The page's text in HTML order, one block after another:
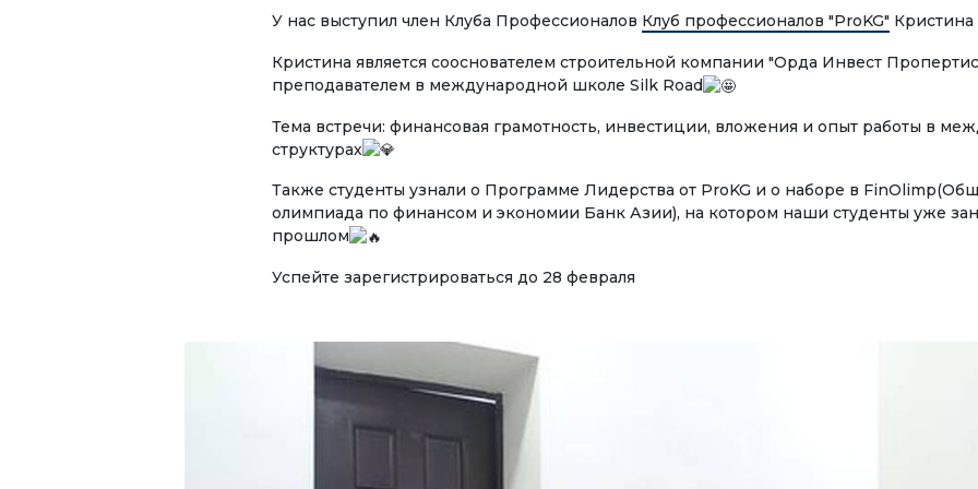
УНИВЕРСИТЕТ
Биз жөнүндө
Ректордун кайрылуусу
Ченемдик документтер
Коллегиялык органдар
Нормативдик документтер
Сунуштар жана арыздар
Адистик
ОКУТУУ БАГЫТЫ
Экономика
бизнести башкаруу
Дарылоо иши
ЭЛЕКТРОНДУК БИЛИМ БЕРҮҮ
Ачык билим берүү
КЫЗМАТТАШУУ
Эл аралык уюмдар
кызматташуу
У нас выступил член Клуба Профессионалов Клуб профессионалов "ProKG" Кристина
Кристина является сооснователем строительной компании "Орда Инвест
преподавателем в международной школе Silk Road
Тема встречи: финансовая грамотность, инвестиции, вложения и опыт работы в
структурах
Также студенты узнали о Программе Лидерства от ProKG и о наборе в
олимпиада по финансом и экономии Банк Азии), на котором наши студенты уже
прошлом
Успейте зарегистрироваться до 28 февраля